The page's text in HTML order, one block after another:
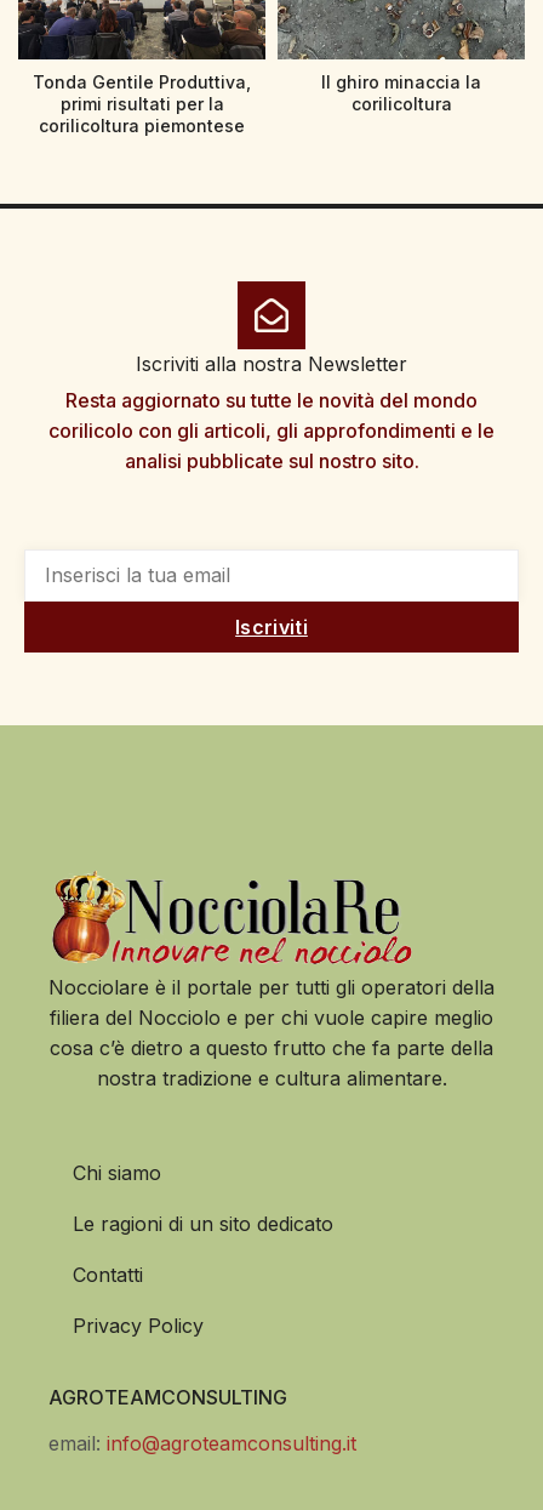
Tonda Gentile Produttiva,
primi risultati per la
corilicoltura piemontese
Il ghiro minaccia la
corilicoltura
Iscriviti alla nostra Newsletter
Resta aggiornato su tutte le novità del mondo
corilicolo con gli articoli, gli approfondimenti e le
analisi pubblicate sul nostro sito.
Iscriviti
Nocciolare è il portale per tutti gli operatori della
filiera del Nocciolo e per chi vuole capire meglio
cosa c’è dietro a questo frutto che fa parte della
nostra tradizione e cultura alimentare.
Chi siamo
Le ragioni di un sito dedicato
Contatti
Privacy Policy
AGROTEAMCONSULTING
email: info@agroteamconsulting.it